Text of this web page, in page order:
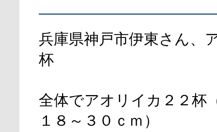
兵庫県神戸市伊東さん、
杯
全体でアオリイカ２２杯
１８～３０ｃｍ）